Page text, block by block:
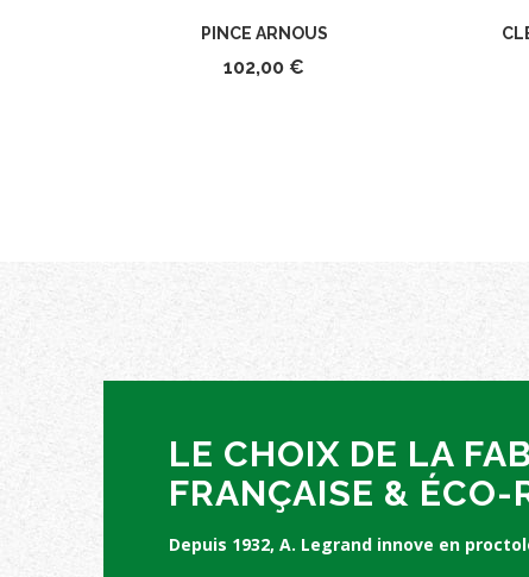
PINCE ARNOUS
102,00 €
LE CHOIX DE LA
FRANÇAISE & ÉCO-
Depuis 1932, A. Legrand innove en